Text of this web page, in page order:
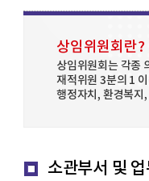
상임위원회란?
상임위원회는 각종
재적위원 3분의 1
행정자치, 환경복지
소관부서 및